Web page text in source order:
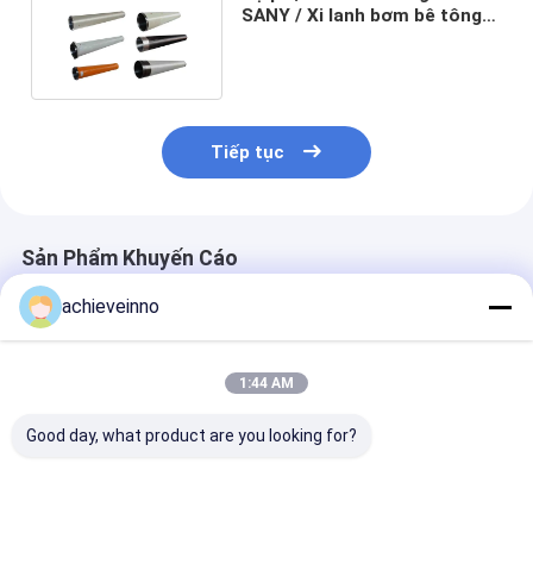
SANY / Xi lanh bơm bê tông
Tiếp tục
Sản Phẩm Khuyến Cáo
achieveinno
1:44 AM
Good day, what product are you looking for?